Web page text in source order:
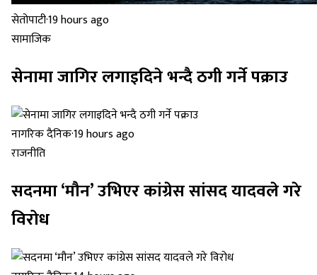
सेतोपाटी·19 hours ago
सामाजिक
सेनामा जागिर लगाइदिने भन्दै ठगी गर्ने पक्राउ
नागरिक दैनिक·19 hours ago
राजनीति
सदनमा ‘मौन’ उभिएर कांग्रेस सांसद यादवले गरे
विरोध